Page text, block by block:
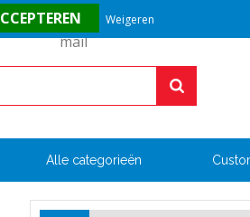
Vragen? Bel ons direct op
Alle categorieën
Weigeren